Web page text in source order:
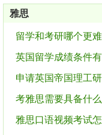
雅思
留学和考研哪个更难
英国留学成绩条件
申请英国帝国理工
考雅思需要具备什
雅思口语视频考试